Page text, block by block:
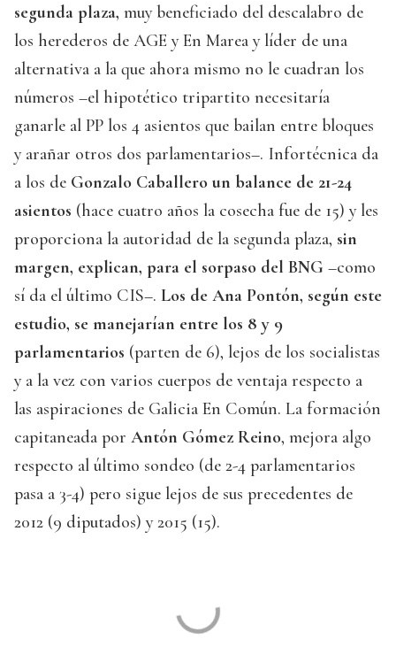
segunda plaza, muy beneficiado del descalabro de
los herederos de AGE y En Marea y líder de una
alternativa a la que ahora mismo no le cuadran los
números –el hipotético tripartito necesitaría
ganarle al PP los 4 asientos que bailan entre bloques
y arañar otros dos parlamentarios–. Infortécnica da
a los de Gonzalo Caballero un balance de 21-24
asientos (hace cuatro años la cosecha fue de 15) y les
proporciona la autoridad de la segunda plaza, sin
margen, explican, para el sorpaso del BNG –como
sí da el último CIS–. Los de Ana Pontón, según este
estudio, se manejarían entre los 8 y 9
parlamentarios (parten de 6), lejos de los socialistas
y a la vez con varios cuerpos de ventaja respecto a
las aspiraciones de Galicia En Común. La formación
capitaneada por Antón Gómez Reino, mejora algo
respecto al último sondeo (de 2-4 parlamentarios
pasa a 3-4) pero sigue lejos de sus precedentes de
2012 (9 diputados) y 2015 (15).